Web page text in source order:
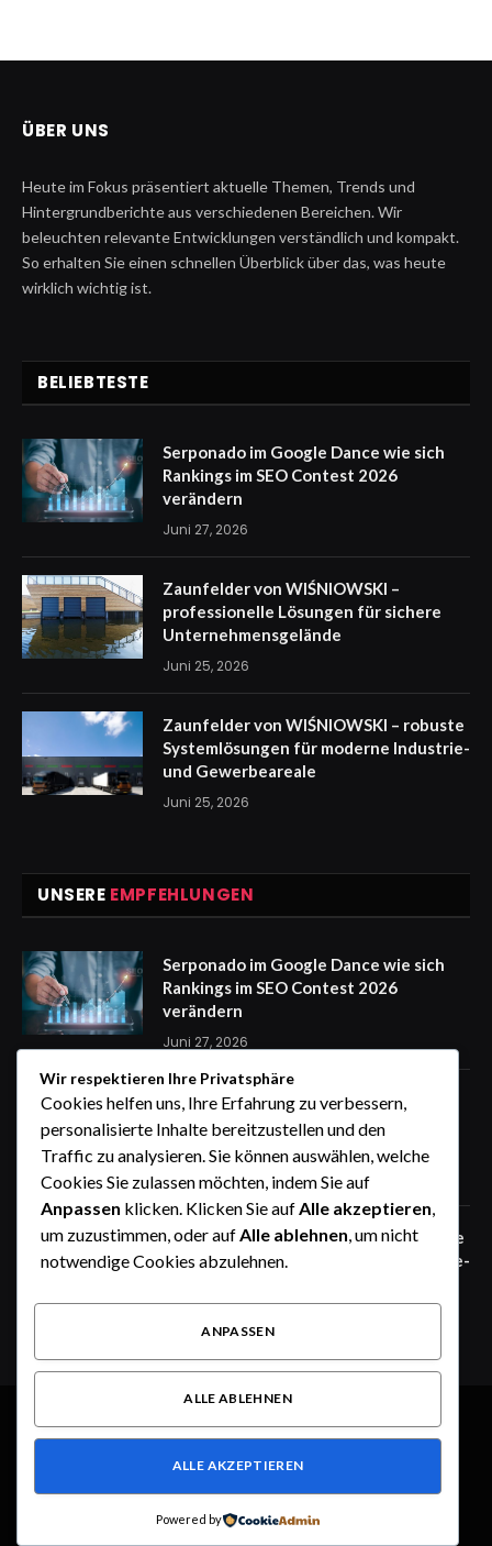
ÜBER UNS
Heute im Fokus präsentiert aktuelle Themen, Trends und
Hintergrundberichte aus verschiedenen Bereichen. Wir
beleuchten relevante Entwicklungen verständlich und kompakt.
So erhalten Sie einen schnellen Überblick über das, was heute
wirklich wichtig ist.
BELIEBTESTE
Serponado im Google Dance wie sich
Rankings im SEO Contest 2026
verändern
Juni 27, 2026
Zaunfelder von WIŚNIOWSKI –
professionelle Lösungen für sichere
Unternehmensgelände
Juni 25, 2026
Zaunfelder von WIŚNIOWSKI – robuste
Systemlösungen für moderne Industrie-
und Gewerbeareale
Juni 25, 2026
UNSERE EMPFEHLUNGEN
Serponado im Google Dance wie sich
Rankings im SEO Contest 2026
verändern
Juni 27, 2026
Zaunfelder von WIŚNIOWSKI –
professionelle Lösungen für sichere
Unternehmensgelände
Juni 25, 2026
Zaunfelder von WIŚNIOWSKI – robuste
Systemlösungen für moderne Industrie-
© 2026 Alle Rechte vorbehalten.Heute im Fokus
Haftung für Inhalte
Datenschutzerklärung
Wir respektieren Ihre Privatsphäre
Cookies helfen uns, Ihre Erfahrung zu verbessern,
personalisierte Inhalte bereitzustellen und den
Traffic zu analysieren. Sie können auswählen, welche
Cookies Sie zulassen möchten, indem Sie auf
Anpassen klicken. Klicken Sie aufAlle akzeptieren,
um zuzustimmen, oder aufAlle ablehnen, um nicht
notwendige Cookies abzulehnen.
ANPASSEN
ALLE ABLEHNEN
ALLE AKZEPTIEREN
Powered by